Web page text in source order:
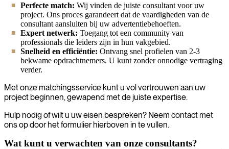
Perfecte match: Wij vinden de juiste consultant voor uw
project. Ons proces garandeert dat de vaardigheden van de
consultant aansluiten bij uw advertentiebehoeften.
Expert netwerk: Toegang tot een community van
professionals die leiders zijn in hun vakgebied.
Snelheid en efficiëntie: Ontvang snel profielen van 2-3
bekwame opdrachtnemers. U kunt zonder onnodige vertraging
verder.
Met onze matchingsservice kunt u vol vertrouwen aan uw
project beginnen, gewapend met de juiste expertise.
Hulp nodig of wilt u uw eisen bespreken? Neem contact met
ons op door het formulier hierboven in te vullen.
Wat kunt u verwachten van onze consultants?